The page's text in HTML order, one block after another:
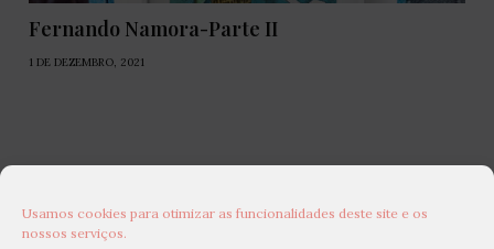
Usamos cookies para otimizar as funcionalidades deste site e os
nossos serviços.
Fernando Namora-Parte II
1 DE DEZEMBRO, 2021